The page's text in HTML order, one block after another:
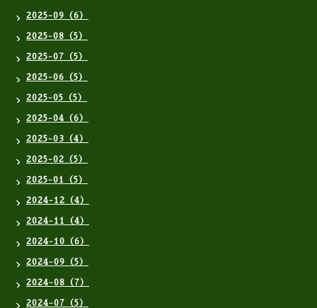
2025-09（6）
2025-08（5）
2025-07（5）
2025-06（5）
2025-05（5）
2025-04（6）
2025-03（4）
2025-02（5）
2025-01（5）
2024-12（4）
2024-11（4）
2024-10（6）
2024-09（5）
2024-08（7）
2024-07（5）